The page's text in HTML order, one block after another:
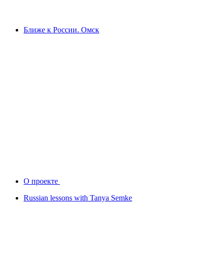
Ближе к России. Омск
О проекте
Russian lessons with Tanya Semke